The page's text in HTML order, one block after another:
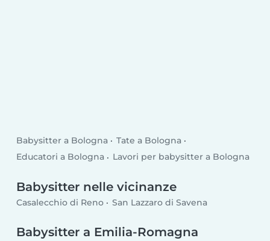
Babysitter a Bologna
Tate a Bologna
Educatori a Bologna
Lavori per babysitter a Bologna
Babysitter nelle vicinanze
Casalecchio di Reno San Lazzaro di Savena
Babysitter a Emilia-Romagna